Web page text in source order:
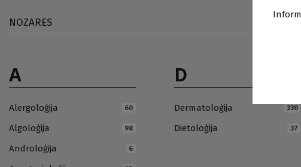
NOZARES
A
Alergoloģija 60
Algoloģija 98
Androloģija 6
D
Dermatoloģija 230
Dietoloģija 37